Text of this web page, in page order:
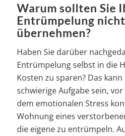
Warum sollten Sie
Entrümpelung
übernehmen?
Haben Sie darüber
Entrümpelung selbst in die
Kosten zu sparen? Das
schwierige Aufgabe sein,
dem emotionalen Stress
Wohnung eines
die eigene zu entrümpeln.